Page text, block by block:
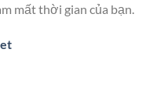
mất thời gian của bạn.